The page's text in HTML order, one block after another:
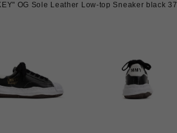
OG Sole Leather Low-top Sneaker black 37